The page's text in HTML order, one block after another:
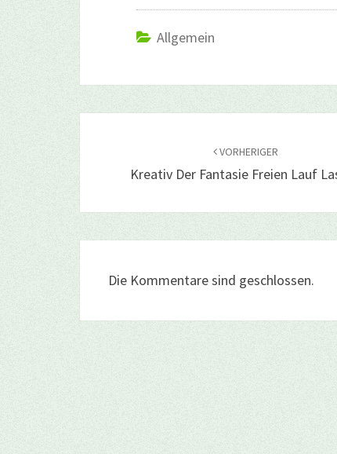
Allgemein
VORHERIGER
Kreativ Der Fantasie Freien Lauf
Die Kommentare sind geschlossen.